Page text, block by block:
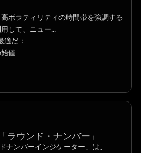
ボラティリティの時間帯を強調する
して、ニュー...
だ：
値
ラウンド・ナンバー」
ナンバーインジケーター」は、